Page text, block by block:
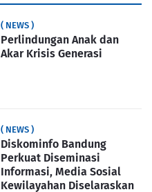
( NEWS )
Perlindungan Anak dan
Akar Krisis Generasi
( NEWS )
Diskominfo Bandung
Perkuat Diseminasi
Informasi, Media Sosial
Kewilayahan Diselaraskan